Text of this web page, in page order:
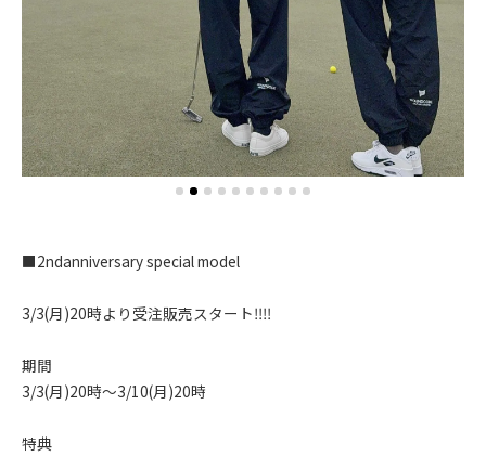
■2ndanniversary special model
3/3(月)20時より受注販売スタート‼️‼️
期間
3/3(月)20時〜3/10(月)20時
特典